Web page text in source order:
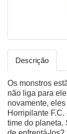
Descrição
Os monstros
não liga para
novamente,
Horripilante
time do planeta.